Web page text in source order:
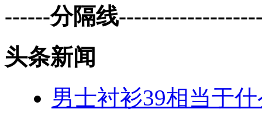
------分隔线
头条新闻
男士衬衫39相当于